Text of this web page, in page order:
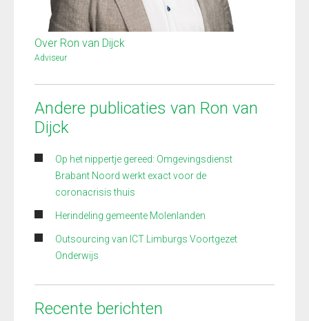
Over Ron van Dijck
Adviseur
Andere publicaties van Ron van
Dijck
Op het nippertje gereed: Omgevingsdienst
Brabant Noord werkt exact voor de
coronacrisis thuis
Herindeling gemeente Molenlanden
Outsourcing van ICT Limburgs Voortgezet
Onderwijs
Recente berichten